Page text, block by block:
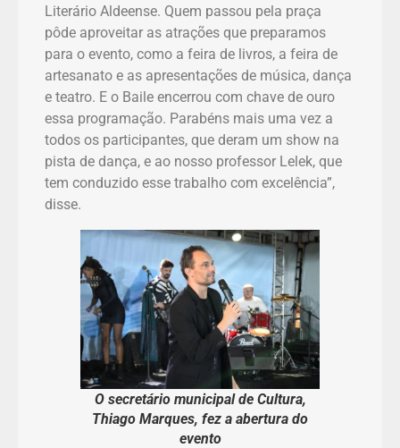
Literário Aldeense. Quem passou pela praça
pôde aproveitar as atrações que preparamos
para o evento, como a feira de livros, a feira de
artesanato e as apresentações de música, dança
e teatro. E o Baile encerrou com chave de ouro
essa programação. Parabéns mais uma vez a
todos os participantes, que deram um show na
pista de dança, e ao nosso professor Lelek, que
tem conduzido esse trabalho com excelência”,
disse.
O secretário municipal de Cultura,
Thiago Marques, fez a abertura do
evento